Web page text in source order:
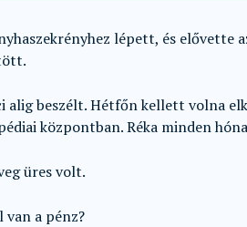
lépett, és elővette
alig beszélt. Hétfőn kellett volna
központban. Réka minden
üres volt.
van a pénz?